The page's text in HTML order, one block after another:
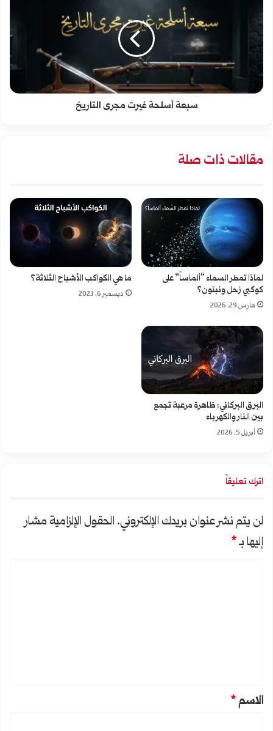
أسلحة
غيرت
التاريخ
سبعة أسلحة غيرت مجرى التاريخ
مقالات ذات صلة
لماذا تمطر السماء “ألماساً” على
كوكبي زحل ونبتون؟
مارس 29, 2026
ما هي الكواكب الأشباح الثلاثة؟
ديسمبر 6, 2023
البرق البركاني: ظاهرة مرعبة تجمع
بين النار والكهرباء
أبريل 5, 2026
اترك تعليقاً
لن يتم نشر عنوان بريدك الإلكتروني. الحقول الإلزامية مشار
إليها بـ*
*
الاسم*